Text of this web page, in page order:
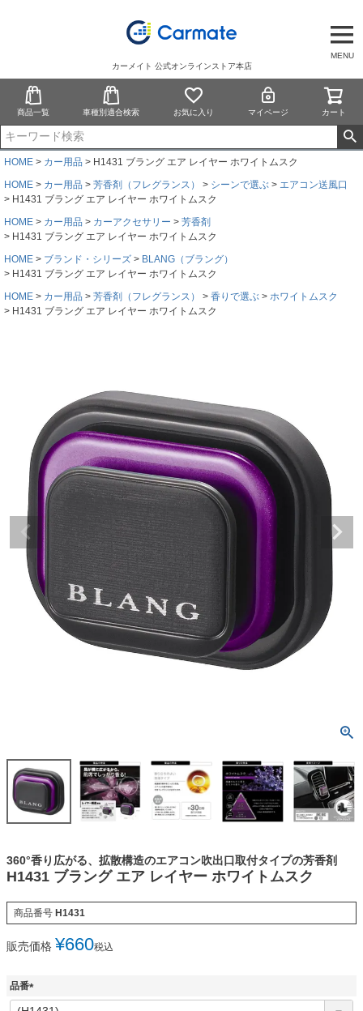
MENU
カーメイト 公式オンラインストア本店
商品一覧 車種別適合検索 お気に入り マイページ カート
HOME カー用品
H1431 ブラング エア レイヤー ホワイトムスク
HOME
カー用品 芳香剤（フレグランス） シーンで選ぶ
エアコン送風口
H1431 ブラング エア レイヤー ホワイトムスク
HOME
カー用品 カーアクセサリー
芳香剤
H1431 ブラング エア レイヤー ホワイトムスク
HOME
ブランド・シリーズ
BLANG（ブラング）
H1431 ブラング エア レイヤー ホワイトムスク
HOME
カー用品 芳香剤（フレグランス） 香りで選ぶ
ホワイトムスク
H1431 ブラング エア レイヤー ホワイトムスク
360°香り広がる、拡散構造のエアコン吹出口取付タイプの芳香剤
H1431 ブラング エア レイヤー ホワイトムスク
商品番号 H1431
販売価格 ¥660税込
品番
(